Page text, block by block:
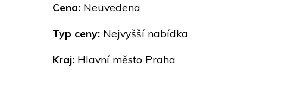
Cena: Neuvedena
Typ ceny: Nejvyšší nabídka
Kraj: Hlavní město Praha